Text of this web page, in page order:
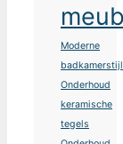
Moderne
Onderhoud
keramische
tegels